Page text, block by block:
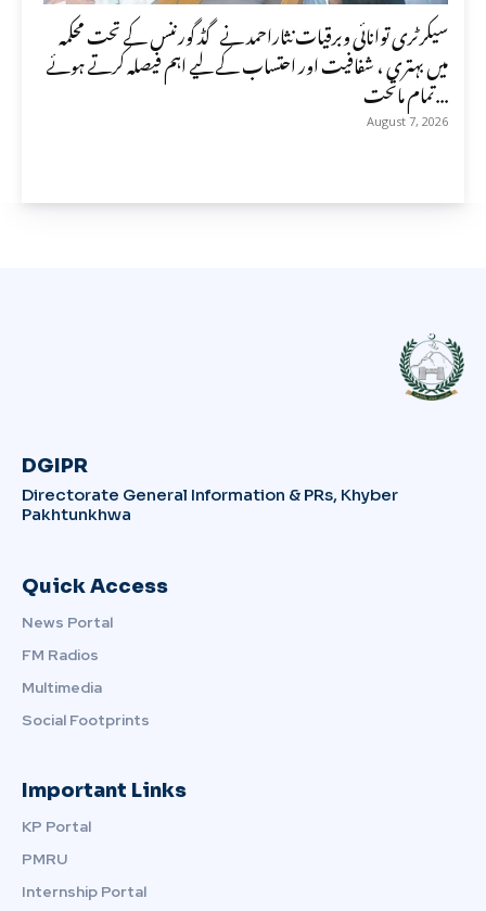
سیکرٹری توانائی وبرقیات نثاراحمد نے گڈ گورننس کے تحت محکمہ
میں بہتری ، شفافیت اور احتساب کے لیے اہم فیصلہ کرتے ہوئے
تمام ماتحت...
August 7, 2026
DGIPR
Directorate General Information & PRs, Khyber
Pakhtunkhwa
Quick Access
News Portal
FM Radios
Multimedia
Social Footprints
Important Links
KP Portal
PMRU
Internship Portal